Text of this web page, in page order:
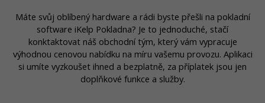
Máte svůj oblíbený hardware a rádi byste přešli na pokladní
software iKelp Pokladna? Je to jednoduché, stačí
konktaktovat náš obchodní tým, který vám vypracuje
výhodnou cenovou nabídku na míru vašemu provozu. Aplikaci
si umíte vyzkoušet ihned a bezplatně, za příplatek jsou jen
doplňkové funkce a služby.